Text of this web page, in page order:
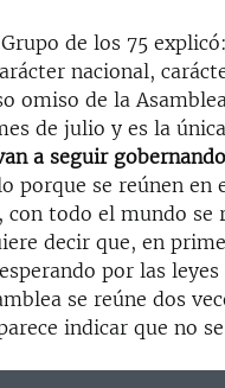
de los 75
nacional,
omiso de la
de julio y es la
a seguir
porque se reúnen en
con todo el mundo se
decir que, en
por las
se reúne dos
indicar que no